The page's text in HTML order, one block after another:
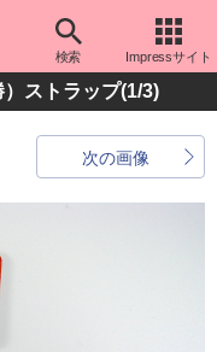
検索 Impressサイト
ストラップ(1/3)
次の画像